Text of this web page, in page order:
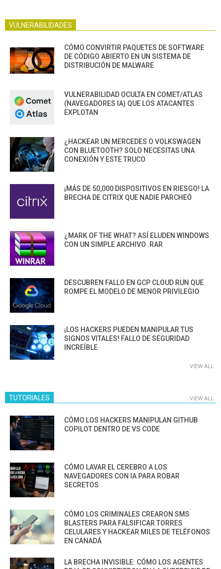
VULNERABILIDADES
CÓMO CONVIRTIR PAQUETES DE SOFTWARE
DE CÓDIGO ABIERTO EN UN SISTEMA DE
DISTRIBUCIÓN DE MALWARE
VULNERABILIDAD OCULTA EN COMET/ATLAS
(NAVEGADORES IA) QUE LOS ATACANTES
EXPLOTAN
¿HACKEAR UN MERCEDES O VOLKSWAGEN
CON BLUETOOTH? SOLO NECESITAS UNA
CONEXIÓN Y ESTE TRUCO
¡MÁS DE 50,000 DISPOSITIVOS EN RIESGO! LA
BRECHA DE CITRIX QUE NADIE PARCHEÓ
¿MARK OF THE WHAT? ASÍ ELUDEN WINDOWS
CON UN SIMPLE ARCHIVO .RAR
DESCUBREN FALLO EN GCP CLOUD RUN QUE
ROMPE EL MODELO DE MENOR PRIVILEGIO
¡LOS HACKERS PUEDEN MANIPULAR TUS
SIGNOS VITALES! FALLO DE SEGURIDAD
INCREÍBLE
VIEW ALL
TUTORIALES VIEW ALL
CÓMO LOS HACKERS MANIPULAN GITHUB
COPILOT DENTRO DE VS CODE
CÓMO LAVAR EL CEREBRO A LOS
NAVEGADORES CON IA PARA ROBAR
SECRETOS
CÓMO LOS CRIMINALES CREARON SMS
BLASTERS PARA FALSIFICAR TORRES
CELULARES Y HACKEAR MILES DE TELÉFONOS
EN CANADÁ
LA BRECHA INVISIBLE: CÓMO LOS AGENTES